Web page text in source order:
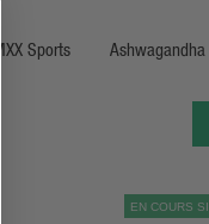
Sports
-
EN COURS